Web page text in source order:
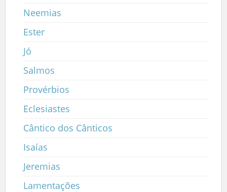
Neemias
Ester
Jó
Salmos
Provérbios
Eclesiastes
Cântico dos Cânticos
Isaías
Jeremias
Lamentações